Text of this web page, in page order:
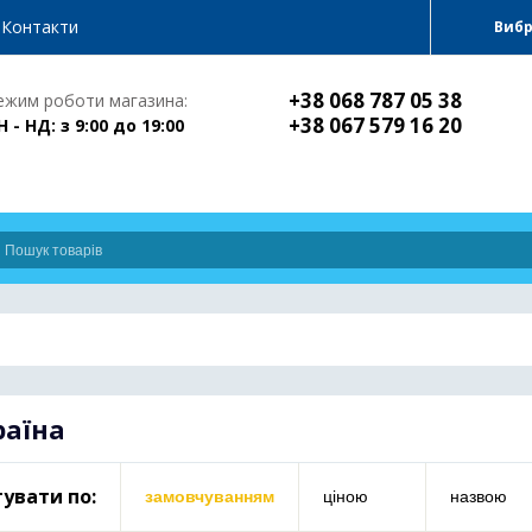
Контакти
роботи магазина:
- НД: з 9:00 до 19:00
+38 068 787 05 38
+38 067 579 16 20
по: замовчуванням ціною назвою